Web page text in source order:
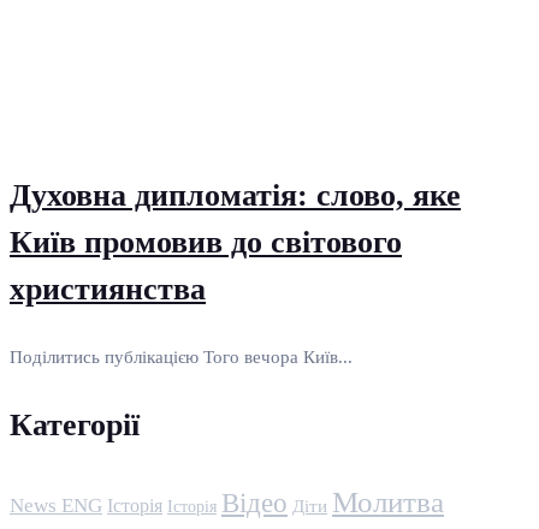
Духовна дипломатія: слово, яке
Київ промовив до світового
християнства
Поділитись публікацією Того вечора Київ...
Категорії
News ENG Історія Історія Відео Діти Молитва